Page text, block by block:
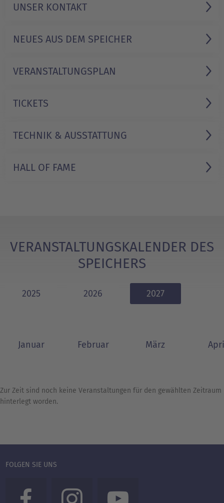
UNSER KONTAKT
NEUES AUS DEM SPEICHER
VERANSTALTUNGS­PLAN
TICKETS
TECHNIK & AUSSTATTUNG
HALL OF FAME
VERANSTALTUNGSKALENDER DES
SPEICHERS
2025 2026 2027
Januar Februar März
Zur Zeit sind noch keine Veranstaltungen für den gewählten Zeitraum
hinterlegt worden.
FOLGEN SIE UNS